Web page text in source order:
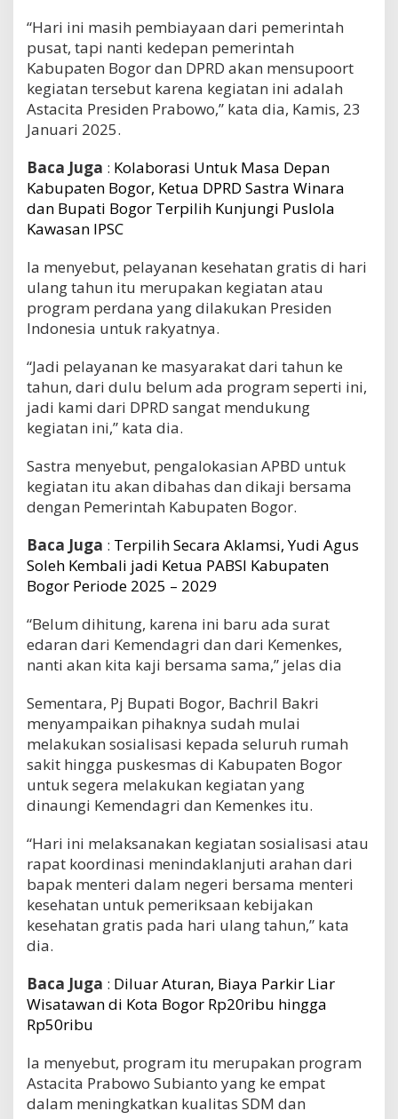
“Hari ini masih pembiayaan dari pemerintah
pusat, tapi nanti kedepan pemerintah
Kabupaten Bogor dan DPRD akan mensupoort
kegiatan tersebut karena kegiatan ini adalah
Astacita Presiden Prabowo,” kata dia, Kamis, 23
Januari 2025.
Baca Juga : Kolaborasi Untuk Masa Depan
Kabupaten Bogor, Ketua DPRD Sastra Winara
dan Bupati Bogor Terpilih Kunjungi Puslola
Kawasan IPSC
Ia menyebut, pelayanan kesehatan gratis di hari
ulang tahun itu merupakan kegiatan atau
program perdana yang dilakukan Presiden
Indonesia untuk rakyatnya.
“Jadi pelayanan ke masyarakat dari tahun ke
tahun, dari dulu belum ada program seperti ini,
jadi kami dari DPRD sangat mendukung
kegiatan ini,” kata dia.
Sastra menyebut, pengalokasian APBD untuk
kegiatan itu akan dibahas dan dikaji bersama
dengan Pemerintah Kabupaten Bogor.
Baca Juga : Terpilih Secara Aklamsi, Yudi Agus
Soleh Kembali jadi Ketua PABSI Kabupaten
Bogor Periode 2025 – 2029
“Belum dihitung, karena ini baru ada surat
edaran dari Kemendagri dan dari Kemenkes,
nanti akan kita kaji bersama sama,” jelas dia
Sementara, Pj Bupati Bogor, Bachril Bakri
menyampaikan pihaknya sudah mulai
melakukan sosialisasi kepada seluruh rumah
sakit hingga puskesmas di Kabupaten Bogor
untuk segera melakukan kegiatan yang
dinaungi Kemendagri dan Kemenkes itu.
“Hari ini melaksanakan kegiatan sosialisasi atau
rapat koordinasi menindaklanjuti arahan dari
bapak menteri dalam negeri bersama menteri
kesehatan untuk pemeriksaan kebijakan
kesehatan gratis pada hari ulang tahun,” kata
dia.
Baca Juga : Diluar Aturan, Biaya Parkir Liar
Wisatawan di Kota Bogor Rp20ribu hingga
Rp50ribu
Ia menyebut, program itu merupakan program
Astacita Prabowo Subianto yang ke empat
dalam meningkatkan kualitas SDM dan